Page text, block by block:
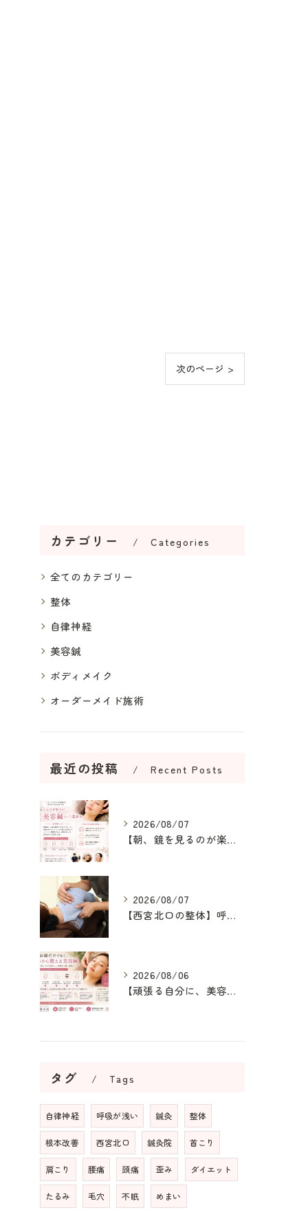
次のページ >
カテゴリー Categories
全てのカテゴリー
整体
自律神経
美容鍼
ボディメイク
オーダーメイド施術
最近の投稿 Recent Posts
2026/08/07
【朝、鏡を見るのが楽しみになる美容鍼】
2026/08/07
【西宮北口の整体】呼吸が浅い原因を整え、深呼吸できる身体へ
2026/08/06
【頑張る自分に、美容鍼というご褒美を】
タグ Tags
自律神経 呼吸が浅い 鍼灸 整体
根本改善 西宮北口 鍼灸院 首こり
肩こり 腰痛 頭痛 歪み ダイエット
たるみ 毛穴 不眠 めまい